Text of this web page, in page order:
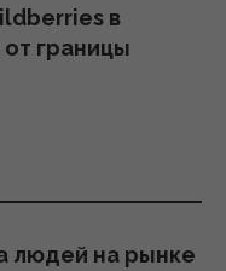
в
границы
людей на рынке